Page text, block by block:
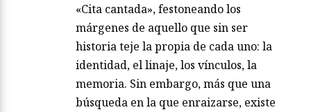
«Cita cantada», festoneando los
márgenes de aquello que sin ser
historia teje la propia de cada uno: la
identidad, el linaje, los vínculos, la
memoria. Sin embargo, más que una
búsqueda en la que enraizarse, existe